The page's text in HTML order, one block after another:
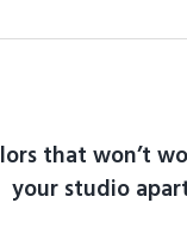
that won’t
your studio